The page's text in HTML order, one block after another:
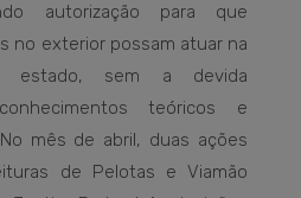
autorização para que
no exterior possam atuar na
estado, sem a devida
teóricos e
mês de abril, duas ações
de Pelotas e Viamão